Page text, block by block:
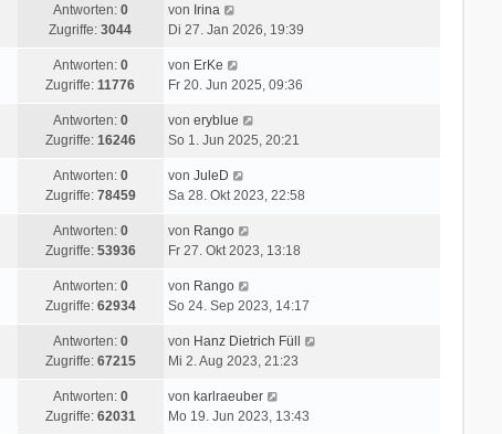
Antworten: 0
Zugriffe:3044
von Irina
Di 27. Jan 2026, 19:39
Antworten: 0
Zugriffe:11776
von ErKe
Fr 20. Jun 2025, 09:36
Antworten: 0
Zugriffe: 16246
von eryblue
So 1. Jun 2025, 20:21
Antworten: 0
Zugriffe: 78459
von JuleD
Sa 28. Okt 2023, 22:58
Antworten: 0
Zugriffe: 53936
von Rango
Fr 27. Okt 2023, 13:18
Antworten: 0
Zugriffe: 62934
von Rango
So 24. Sep 2023, 14:17
Antworten: 0
Zugriffe: 67215
von Hanz Dietrich Füll
Mi 2. Aug 2023, 21:23
Antworten: 0
Zugriffe: 62031
von karlraeuber
Mo 19. Jun 2023, 13:43